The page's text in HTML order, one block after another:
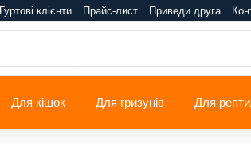
Гуртові клієнти Прайс-лист Приведи друга
Для кішок Для гризунів Для